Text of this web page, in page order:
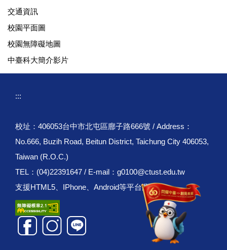
交通資訊
校園平面圖
校園無障礙地圖
中臺科大簡介影片
:::
校址：406053台中市北屯區廍子路666號 / Address：
No.666, Buzih Road, Beitun District, Taichung City 406053,
Taiwan (R.O.C.)
TEL：(04)22391647 / E-mail：g0100@ctust.edu.tw
支援HTML5、IPhone、Android等平台瀏覽